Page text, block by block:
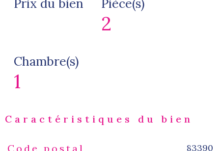
Prix du bien Pièce(s)
2
Chambre(s)
1
Caractéristiques du bien
Caractéristiques
Code postal 83390